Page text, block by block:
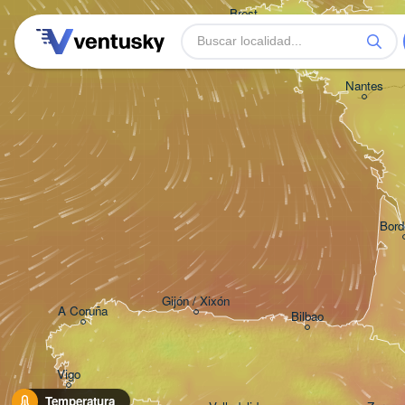
Temperatura
A Coruña
Vigo
Gijón / Xixón
Brest
Nantes
Bilbao